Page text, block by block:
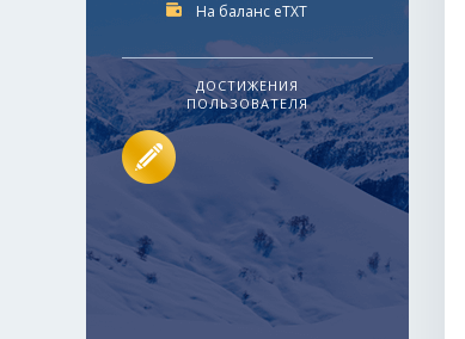
На баланс eTXT
ДОСТИЖЕНИЯ
ПОЛЬЗОВАТЕЛЯ